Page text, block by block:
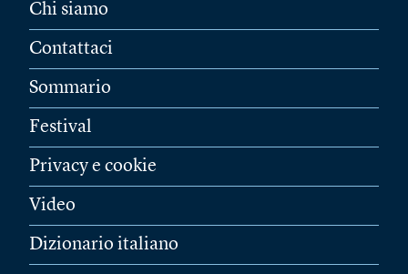
Chi siamo
Contattaci
Sommario
Festival
Privacy e cookie
Video
Dizionario italiano